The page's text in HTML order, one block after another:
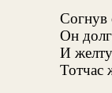
Согнув
Он
И
Тотчас